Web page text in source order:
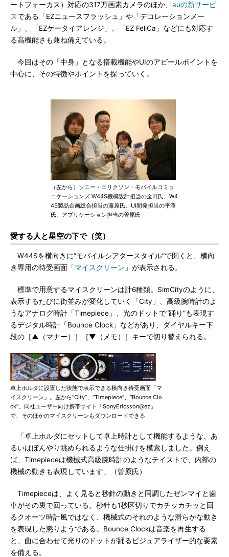
ートフォーカス）対応の317万画素カメラのほか、 auの新サービ
スである「EZニュースフラッシュ」や「デコレーションメー
ル」、「EZケータイアレンジ」、「EZ FeliCa」などにも対応す
る高機能さも兼ね備えている。
今回はその「中身」となる搭載機能やUIのアピールポイントを
中心に、その特徴やポイントを探っていく。
（左から）ソニー・エリクソン・モバイルコミュ
ニケーションズ W44S機構設計担当の金田氏、W4
4S製品企画総合担当の藤原氏、UI開発担当の平澤
氏、アプリケーション担当の曽原氏
愛する人と星空の下で（笑）
W44Sを横向きに“モバイルシアタースタイル”で開くと、横向
き専用の待受画面「マイスクリーン 」が表示される。
標準で用意するマイスクリーンは計6種類。SimCityのように、
表示するたびに街並みが変化していく「City」、高級腕時計のよ
うなアナログ時計「Timepiece」、光のドットで“踊り”も表現す
るデジタル時計「Bounce Clock」などがあり、ダイヤルキー下
段の［▲（マナー）］［▼（メモ）］キーで切り替えられる。
卓上ホルダに設置した状態で表示できる横向き待受画面「マ
イスクリーン」。左から“City”、“Timepiece”、“Bounce Clo
ck”。同社ユーザー向け携帯サイト「SonyEricsson@ez」
で、そのほかのマイスクリーンもダウンロードできる
「卓上ホルダにセットして卓上時計として機能するような、あ
るいはぼんやり眺められるような仕掛けを模索しました。例え
ば、Timepieceは機械式高級腕時計のようなテイストで、内部の
機械の動きも表現しています」（曽原氏）
Timepieceは、よく見ると秒針の動きと同調したゼンマイと歯
車がその裏で回っている。秒針も1秒区切りでカチッカチッと回
るクオーツ時計風ではなく、機械式のそれのような滑らかな動き
を表現した懲りようである。Bounce Clockは音楽を再生する
と、曲に合わせて光りのドットが踊るビジュアライザー的な要素
を備える。